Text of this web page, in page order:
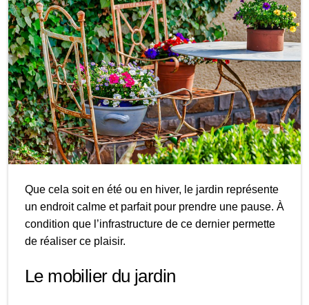
Que cela soit en été ou en hiver, le jardin représente
un endroit calme et parfait pour prendre une pause. À
condition que l’infrastructure de ce dernier permette
de réaliser ce plaisir.
Le mobilier du jardin